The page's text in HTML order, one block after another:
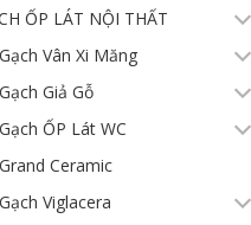
ỐP LÁT NỘI THẤT
Gạch Vân Xi Măng
Gạch Giả Gỗ
Gạch ỐP Lát WC
Grand Ceramic
Gạch Viglacera